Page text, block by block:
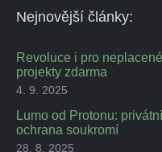
Nejnovější články:
Revoluce i pro
projekty zdarma
4. 9. 2025
Lumo od Protonu:
ochrana soukromí
28. 8. 2025